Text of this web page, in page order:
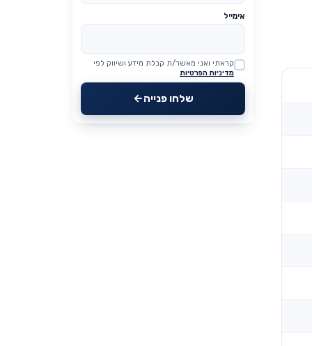
אימייל
Website
קראתי ואני מאשר/ת קבלת מידע ושיווק לפי
מדיניות הפרטיות
שלחו פנייה